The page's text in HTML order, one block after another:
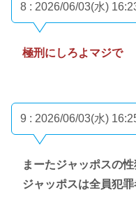
8 : 2026/06/03(水)
極刑にしろよマジで
9 : 2026/06/03(水)
まーたジャッポスの
ジャッポスは全員犯